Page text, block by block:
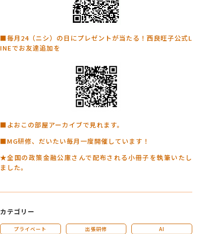
■毎月24（ニシ）の日にプレゼントが当たる！西良旺子公式L
INEでお友達追加を
■よおこの部屋アーカイブで見れます。
■MG研修、だいたい毎月一度開催しています！
★全国の政策金融公庫さんで配布される小冊子を執筆いたし
ました。
カテゴリー
プライベート 出張研修 AI